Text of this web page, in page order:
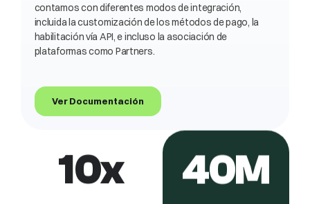
contamos con diferentes modos de integración,
incluida la customización de los métodos de pago, la
habilitación vía API, e incluso la asociación de
plataformas como Partners.
Ver Documentación
10x 40M